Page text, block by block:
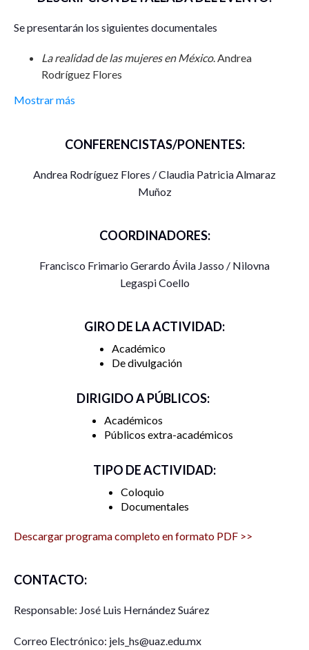
Se presentarán los siguientes documentales
La realidad de las mujeres en México. Andrea
Rodríguez Flores
Judas (Tradición de Villanueva, Zacatecas)
Mostrar más
CONFERENCISTAS/PONENTES:
Andrea Rodríguez Flores / Claudia Patricia Almaraz
Muñoz
COORDINADORES:
Francisco Frimario Gerardo Ávila Jasso / Nilovna
Legaspi Coello
GIRO DE LA ACTIVIDAD:
Académico
De divulgación
DIRIGIDO A PÚBLICOS:
Académicos
Públicos extra-académicos
TIPO DE ACTIVIDAD:
Coloquio
Documentales
Descargar programa completo en formato PDF >>
CONTACTO:
Responsable: José Luis Hernández Suárez
Correo Electrónico: jels_hs@uaz.edu.mx